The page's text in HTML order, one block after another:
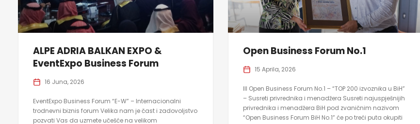
ALPE ADRIA BALKAN EXPO &
EventExpo Business Forum
16 Juna, 2026
EventExpo Business Forum “E-W” – Internacionalni
trodnevni biznis forum Velika nam je čast i zadovoljstvo
pozvati Vas da uzmete učešće na velikom
Open Business Forum No.1
15 Aprila, 2026
III Open Business Forum No.1 – “TOP 200 izvoznika u BiH”
– Susreti privrednika i menadžera Susreti najuspješnijih
privrednika i menadžera BiH pod zvaničnim nazivom
“Open Business Forum BiH No.1” će po treći puta okupiti